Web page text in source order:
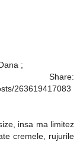
;
263619417083
insa ma limitez
cremele, rujurile